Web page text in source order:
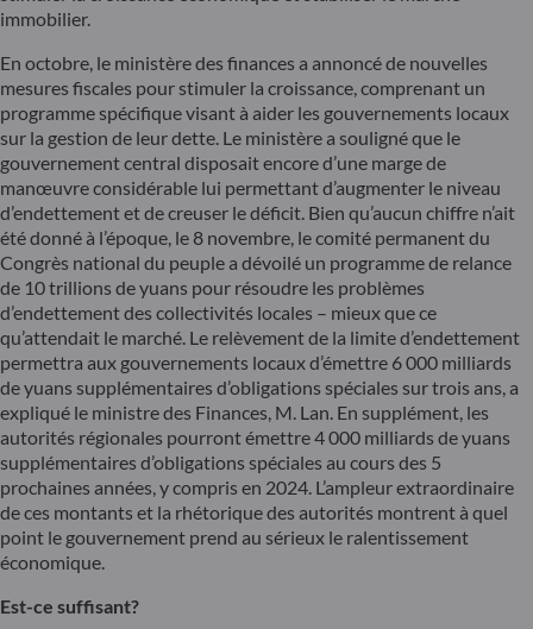
immobilier.
En octobre, le ministère des finances a annoncé de nouvelles
mesures fiscales pour stimuler la croissance, comprenant un
programme spécifique visant à aider les gouvernements locaux
sur la gestion de leur dette. Le ministère a souligné que le
gouvernement central disposait encore d’une marge de
manœuvre considérable lui permettant d’augmenter le niveau
d’endettement et de creuser le déficit. Bien qu’aucun chiffre n’ait
été donné à l’époque, le 8 novembre, le comité permanent du
Congrès national du peuple a dévoilé un programme de relance
de 10 trillions de yuans pour résoudre les problèmes
d’endettement des collectivités locales – mieux que ce
qu’attendait le marché. Le relèvement de la limite d’endettement
permettra aux gouvernements locaux d’émettre 6 000 milliards
de yuans supplémentaires d’obligations spéciales sur trois ans, a
expliqué le ministre des Finances, M. Lan. En supplément, les
autorités régionales pourront émettre 4 000 milliards de yuans
supplémentaires d’obligations spéciales au cours des 5
prochaines années, y compris en 2024. L’ampleur extraordinaire
de ces montants et la rhétorique des autorités montrent à quel
point le gouvernement prend au sérieux le ralentissement
économique.
Est-ce suffisant?